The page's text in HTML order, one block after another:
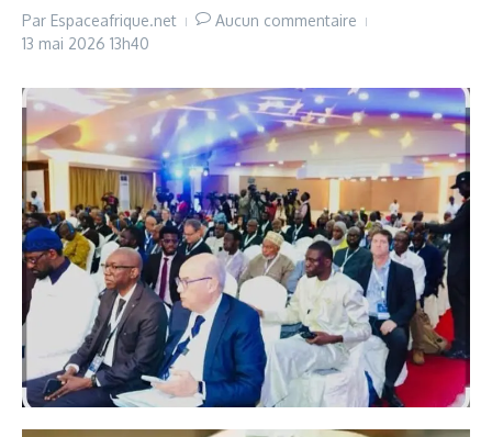
Par Espaceafrique.net
Aucun commentaire
13 mai 2026 13h40